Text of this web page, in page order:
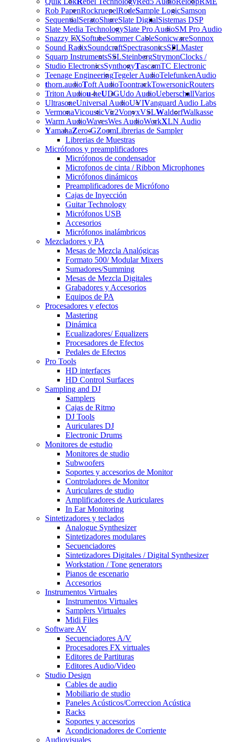
Rob PapenRockruepelRodeSample LogicSamson
SequentialSeratoShureSlate Digital
Slate Media TechnologySlate Pro AudioSM Pro Audio
Snazzy FXSoftubeSommer CableSonicwareSonnox
Sound RadixSoundcraftSpectrasonicsSPL
Squarp InstrumentsSSLSteinbergStrymon
Studio ElectronicsSynthogyTascamTC Electronic
Teenage EngineeringTegeler AudioTelefunken
thorn.audioToft AudioToontrackTowersonic
Triton Audiou-heUDGUdo AudioUeberschall
UltrasoneUniversal AudioUVIVanguard Audio Labs
VermonaVicousticVir2VonyxVSLWaldorfWalkasse
Warm AudioWavesWes AudioWorkXLN Audio
YamahaZero-GZoom
Sistemas DSP
Master
Clocks /
Audio
Routers
Varios
Librerias de Sampler
Librerias de Muestras
Micrófonos y preamplificadores
Micrófonos de condensador
Microfonos de cinta / Ribbon Microphones
Micrófonos dinámicos
Preamplificadores de Micrófono
Cajas de Inyección
Guitar Technology
Micrófonos USB
Accesorios
Micrófonos inalámbricos
Mezcladores y PA
Mesas de Mezcla Analógicas
Formato 500/ Modular Mixers
Sumadores/Summing
Mesas de Mezcla Digitales
Grabadores y Accesorios
Equipos de PA
Procesadores y efectos
Mastering
Dinámica
Ecualizadores/ Equalizers
Procesadores de Efectos
Pedales de Efectos
Pro Tools
HD interfaces
HD Control Surfaces
Sampling and DJ
Samplers
Cajas de Ritmo
DJ Tools
Auriculares DJ
Electronic Drums
Monitores de estudio
Monitores de studio
Subwoofers
Soportes y accesorios de Monitor
Controladores de Monitor
Auriculares de studio
Amplificadores de Auriculares
In Ear Monitoring
Sintetizadores y teclados
Analogue Synthesizer
Sintetizadores modulares
Secuenciadores
Sintetizadores Digitales / Digital Synthesizer
Workstation / Tone generators
Pianos de escenario
Accesorios
Instrumentos Virtuales
Instrumentos Virtuales
Samplers Virtuales
Midi Files
Software AV
Secuenciadores A/V
Procesadores FX virtuales
Editores de Partituras
Editores Audio/Video
Studio Design
Cables de audio
Mobiliario de studio
Paneles Acústicos/Correccion Acústica
Racks
Soportes y accesorios
Acondicionadores de Corriente
Audiovisuales